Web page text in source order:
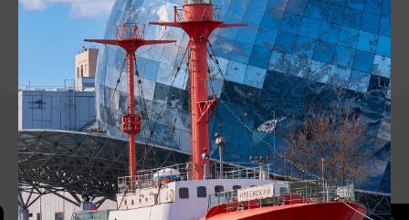
ВКОНТАКТЕ
https://vk.com/artpro_yantarholl
ВОЗМОЖНО ВАС ЗАИНТЕРЕСУЕТ